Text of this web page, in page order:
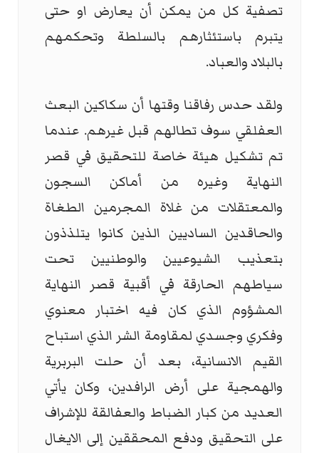
تصفية كل من يمكن أن يعارض او حتى
يتبرم باستئثارهم بالسلطة وتحكمهم
بالبلاد والعباد.
ولقد حدس رفاقنا وقتها أن سكاكين البعث
العفلقي سوف تطالهم قبل غيرهم. عندما
تم تشكيل هيئة خاصة للتحقيق في قصر
النهاية وغيره من أماكن السجون
والمعتقلات من غلاة المجرمين الطغاة
والحاقدين الساديين الذين كانوا يتلذذون
بتعذيب الشيوعيين والوطنيين تحت
سياطهم الحارقة في أقبية قصر النهاية
المشؤوم الذي كان فيه اختبار معنوي
وفكري وجسدي لمقاومة الشر الذي استباح
القيم الانسانية، بعد أن حلت البربرية
والهمجية على أرض الرافدين، وكان يأتي
العديد من كبار الضباط والعفالقة للإشراف
على التحقيق ودفع المحققين إلى الايغال